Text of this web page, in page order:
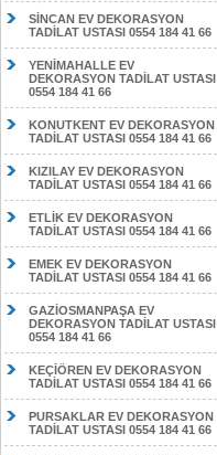
SİNCAN EV DEKORASYON
TADİLAT USTASI 0554 184 41 66
YENİMAHALLE EV
DEKORASYON TADİLAT USTASI
0554 184 41 66
KONUTKENT EV DEKORASYON
TADİLAT USTASI 0554 184 41 66
KIZILAY EV DEKORASYON
TADİLAT USTASI 0554 184 41 66
ETLİK EV DEKORASYON
TADİLAT USTASI 0554 184 41 66
EMEK EV DEKORASYON
TADİLAT USTASI 0554 184 41 66
GAZİOSMANPAŞA EV
DEKORASYON TADİLAT USTASI
0554 184 41 66
KEÇİÖREN EV DEKORASYON
TADİLAT USTASI 0554 184 41 66
PURSAKLAR EV DEKORASYON
TADİLAT USTASI 0554 184 41 66